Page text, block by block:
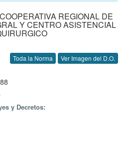
REGIONAL DE
Y CENTRO ASISTENCIAL
Toda la Norma Ver Imagen del D.O.
y Decretos: